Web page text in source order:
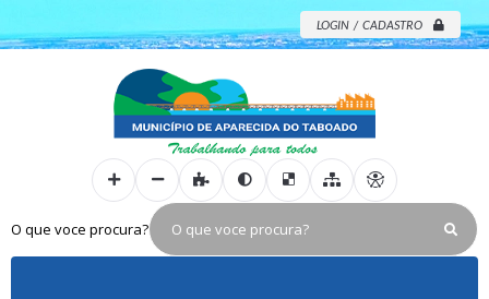
LOGIN / CADASTRO
O que voce procura?